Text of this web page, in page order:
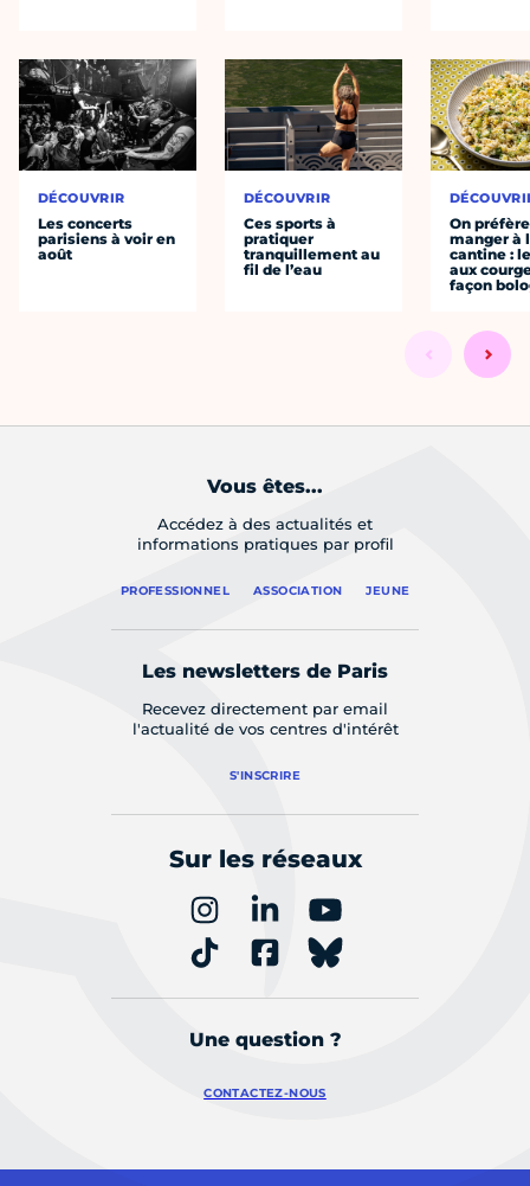
DÉCOUVRIR
Les concerts
parisiens à voir en
août
DÉCOUVRIR
Ces sports à
pratiquer
tranquillement au
fil de l’eau
On préfère
manger à
cantine :
aux
façon
Vous êtes...
Accédez à des actualités et
informations pratiques par profil
PROFESSIONNEL ASSOCIATION JEUNE
Les newsletters de Paris
Recevez directement par email
l'actualité de vos centres d'intérêt
S'INSCRIRE
Sur les réseaux
Une question ?
CONTACTEZ-NOUS